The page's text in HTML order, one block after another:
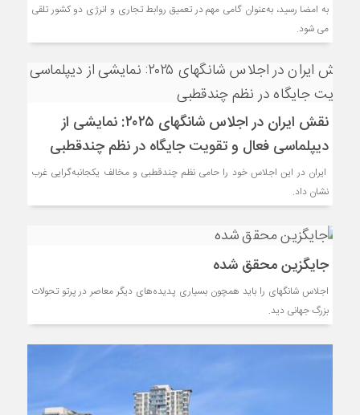
به امضا رسید، به‌عنوان گامی مهم در تعمیق روابط تجاری و انرژی دو کشور تلقی
می شود.
نقش ایران در اجلاس شانگهای ۲۰۲۵: نمایشی از
دیپلماسی فعال و تقویت جایگاه در نظم چندقطبی
ایران در این اجلاس خود را حامی نظم چندقطبی و مخالف یکجانبه‌گرایی غرب
نشان داد.
جایگزین محقق شده
اجلاس شانگهای را باید همچون بسیاری پدیده‌های دیگر معاصر در پرتو تحولات
بزرگ جهانی دید.